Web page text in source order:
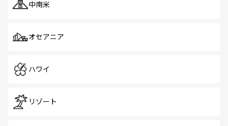
中南米
オセアニア
ハワイ
リゾート